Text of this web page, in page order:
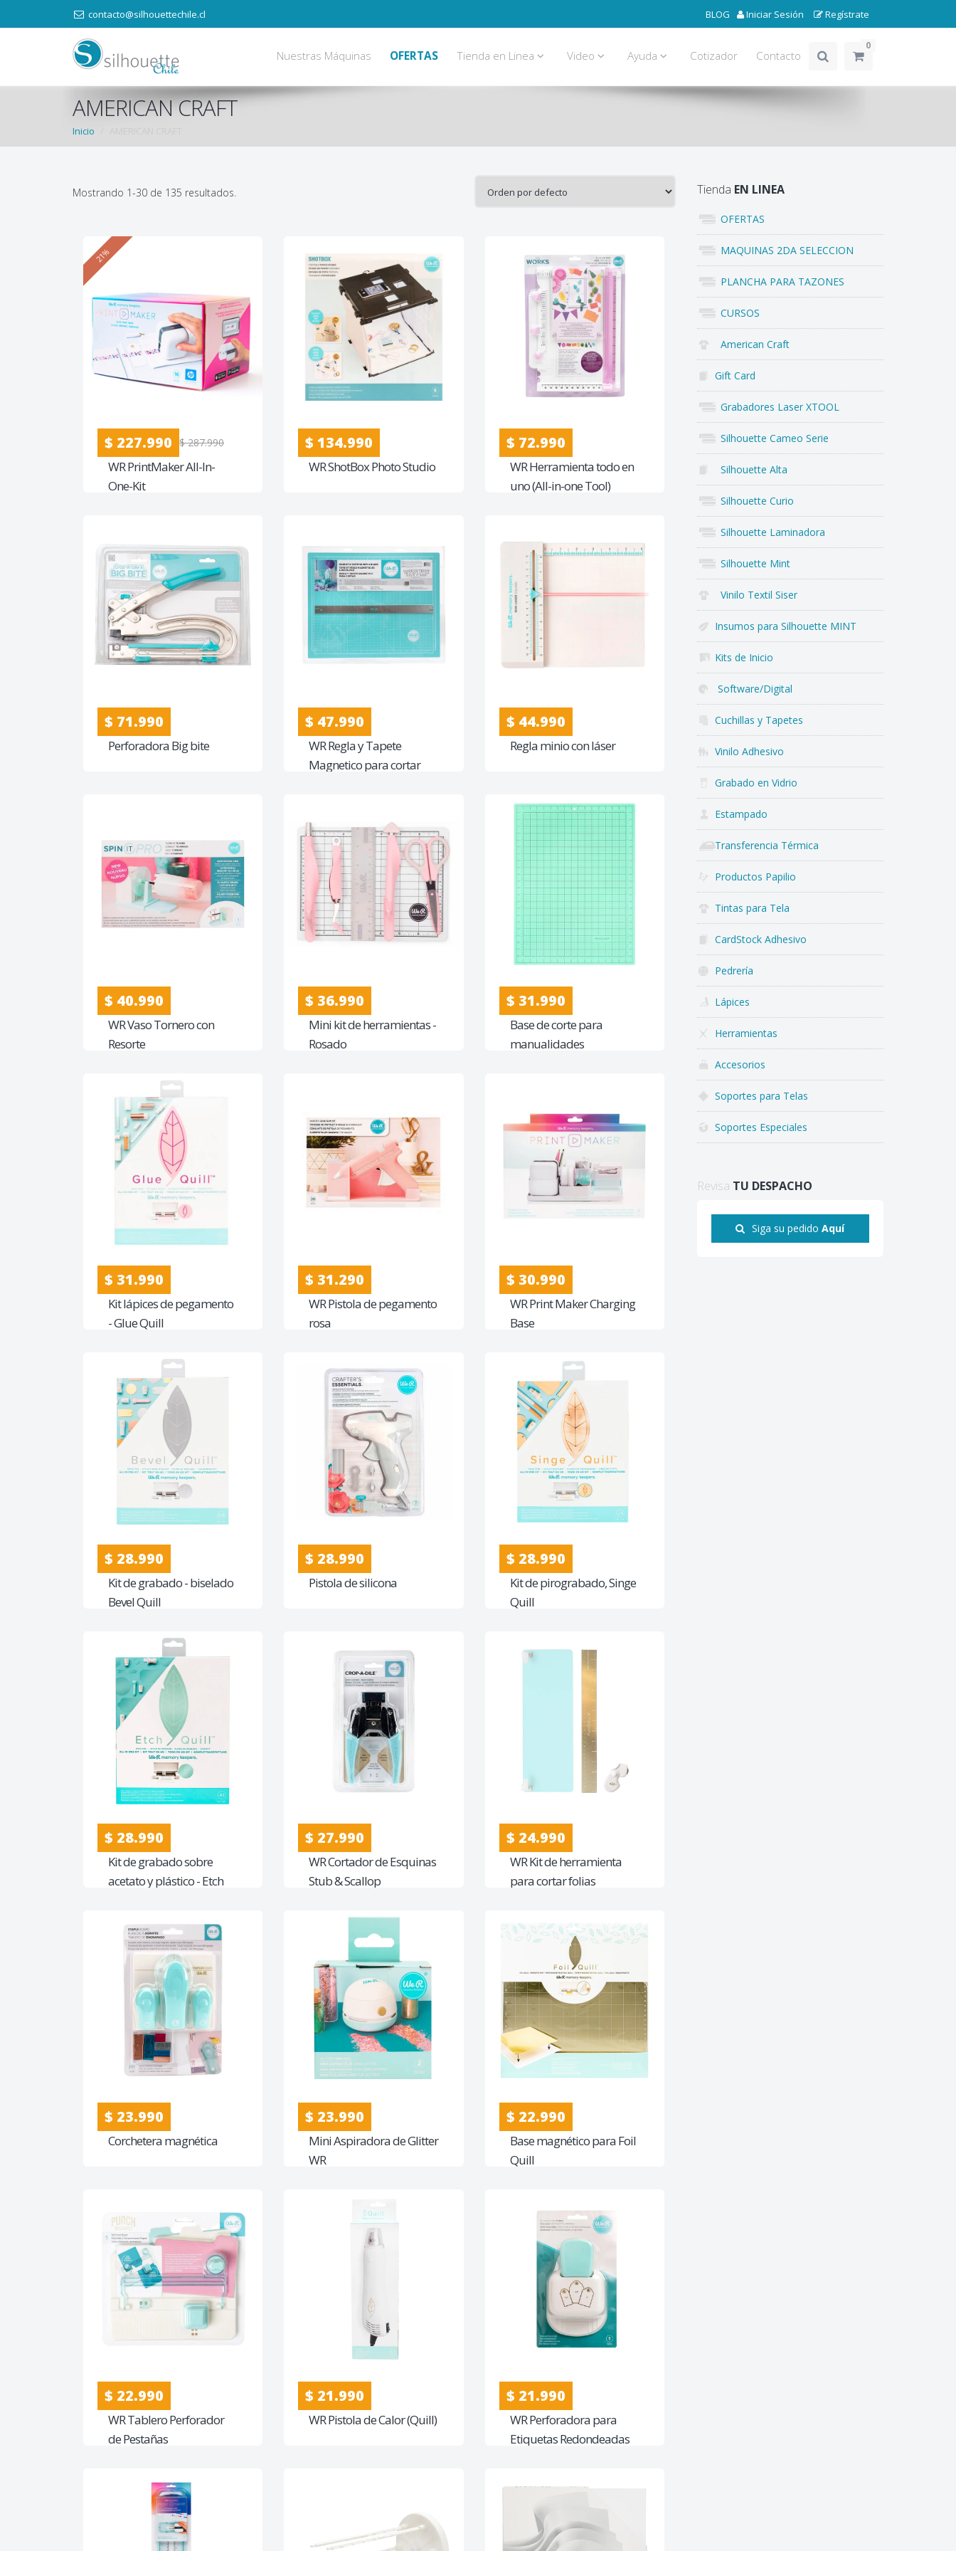
contacto@silhouettechile.cl Iniciar Sesión Regístrate
BLOG
Nuestras Máquinas OFERTAS Tienda en Linea Video Ayuda Cotizador Contacto
0
AMERICAN CRAFT
Inicio
Mostrando 1-30 de 135 resultados.
21%
$ 227.990 $ 287.990
WR PrintMaker All-In-
One-Kit
$ 134.990
WR ShotBox Photo Studio
$ 72.990
WR Herramienta todo en
uno (All-in-one Tool)
$ 71.990
Perforadora Big bite
$ 47.990
WR Regla y Tapete
Magnetico para cortar
$ 44.990
Regla minio con láser
$ 40.990
WR Vaso Tornero con
Resorte
$ 36.990
Mini kit de herramientas -
Rosado
$ 31.990
Base de corte para
manualidades
$ 31.990
Kit lápices de pegamento
- Glue Quill
$ 31.290
WR Pistola de pegamento
rosa
$ 30.990
WR Print Maker Charging
Base
$ 28.990
Kit de grabado - biselado
Bevel Quill
$ 28.990
Pistola de silicona
$ 28.990
Kit de pirograbado, Singe
Quill
$ 28.990
Kit de grabado sobre
acetato y plástico - Etch
$ 27.990
WR Cortador de Esquinas
Stub & Scallop
$ 24.990
WR Kit de herramienta
para cortar folias
$ 23.990
Corchetera magnética
$ 23.990
Mini Aspiradora de Glitter
WR
$ 22.990
Base magnético para Foil
Quill
$ 22.990
WR Tablero Perforador
de Pestañas
$ 21.990
WR Pistola de Calor (Quill)
$ 21.990
WR Perforadora para
Etiquetas Redondeadas
Tienda EN LINEA
OFERTAS
MAQUINAS 2DA SELECCION
PLANCHA PARA TAZONES
CURSOS
American Craft
Gift Card
Grabadores Laser XTOOL
Silhouette Cameo Serie
Silhouette Alta
Silhouette Curio
Silhouette Laminadora
Silhouette Mint
Vinilo Textil Siser
Insumos para Silhouette MINT
Kits de Inicio
Software/Digital
Cuchillas y Tapetes
Vinilo Adhesivo
Grabado en Vidrio
Estampado
Transferencia Térmica
Productos Papilio
Tintas para Tela
CardStock Adhesivo
Pedrería
Lápices
Herramientas
Accesorios
Soportes para Telas
Soportes Especiales
Revisa TU DESPACHO
Siga su pedidoAquí